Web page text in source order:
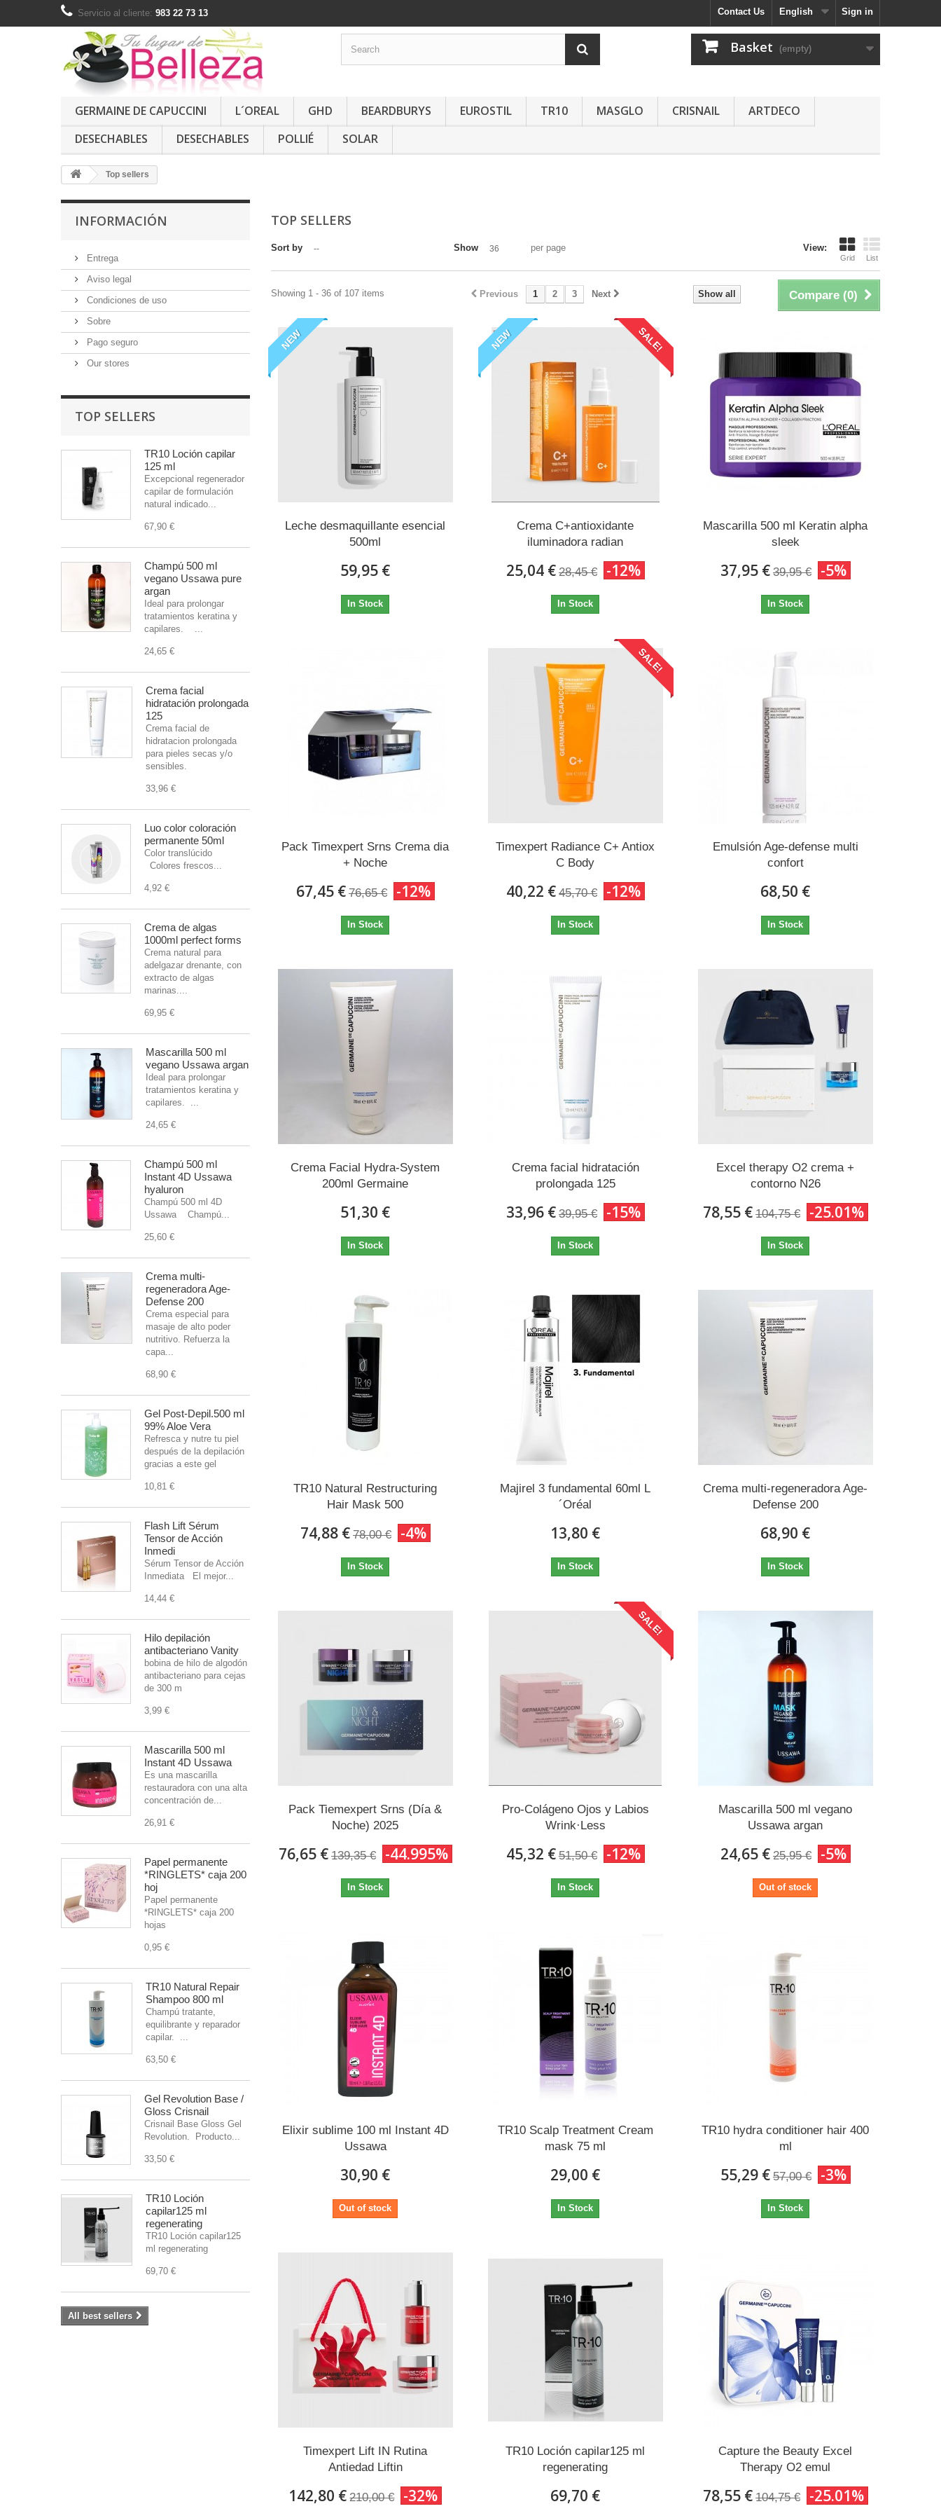
Sign in
English
Contact Us
Servicio al cliente: 983 22 73 13
Basket (empty)
GERMAINE DE CAPUCCINI L´OREAL GHD BEARDBURYS EUROSTIL TR10 MASGLO CRISNAIL
ARTDECO
DESECHABLES
DESECHABLES POLLIÉ SOLAR
Top sellers
INFORMACIÓN
Entrega
Aviso legal
Condiciones de uso
Sobre
Pago seguro
Our stores
TOP SELLERS
TR10 Loción capilar
125 ml
Excepcional regenerador
capilar de formulación
natural indicado...
67,90 €
Champú 500 ml
vegano Ussawa pure
argan
Ideal para prolongar
tratamientos keratina y
capilares. ...
24,65 €
Crema facial
hidratación prolongada
125
Crema facial de
hidratacion prolongada
para pieles secas y/o
sensibles.
33,96 €
Luo color coloración
permanente 50ml
Color translúcido
Colores frescos...
4,92 €
Crema de algas
1000ml perfect forms
Crema natural para
adelgazar drenante, con
extracto de algas
marinas....
69,95 €
Mascarilla 500 ml
vegano Ussawa argan
Ideal para prolongar
tratamientos keratina y
capilares. ...
24,65 €
Champú 500 ml
Instant 4D Ussawa
hyaluron
Champú 500 ml 4D
Ussawa Champú...
25,60 €
Crema multi-
regeneradora Age-
Defense 200
Crema especial para
masaje de alto poder
nutritivo. Refuerza la
capa...
68,90 €
Gel Post-Depil.500 ml
99% Aloe Vera
Refresca y nutre tu piel
después de la depilación
gracias a este gel
10,81 €
Flash Lift Sérum
Tensor de Acción
Inmedi
Sérum Tensor de Acción
Inmediata El mejor...
14,44 €
Hilo depilación
antibacteriano Vanity
bobina de hilo de algodón
antibacteriano para cejas
de 300 m
3,99 €
Mascarilla 500 ml
Instant 4D Ussawa
Es una mascarilla
restauradora con una alta
concentración de...
26,91 €
Papel permanente
*RINGLETS* caja 200
hoj
Papel permanente
*RINGLETS* caja 200
hojas
0,95 €
TR10 Natural Repair
Shampoo 800 ml
Champú tratante,
equilibrante y reparador
capilar. ...
63,50 €
Gel Revolution Base /
Gloss Crisnail
Crisnail Base Gloss Gel
Revolution. Producto...
33,50 €
TR10 Loción
capilar125 ml
regenerating
TR10 Loción capilar125
ml regenerating
69,70 €
All best sellers
TOP SELLERS
View:
Grid List
Sort by -- Show 36 per page
Compare (0)
Show all
Previous 1 2 3 Next
Showing 1 - 36 of 107 items
NEW
Leche desmaquillante esencial
500ml
59,95 €
In Stock
NEW SALE!
Crema C+antioxidante
iluminadora radian
25,04 € 28,45 € -12%
In Stock
Mascarilla 500 ml Keratin alpha
sleek
37,95 € 39,95 € -5%
In Stock
Pack Timexpert Srns Crema dia
+ Noche
67,45 € 76,65 € -12%
In Stock
SALE!
Timexpert Radiance C+ Antiox
C Body
40,22 € 45,70 € -12%
In Stock
Emulsión Age-defense multi
confort
68,50 €
In Stock
Crema Facial Hydra-System
200ml Germaine
51,30 €
In Stock
Crema facial hidratación
prolongada 125
33,96 € 39,95 € -15%
In Stock
Excel therapy O2 crema +
contorno N26
78,55 € 104,75 € -25.01%
In Stock
TR10 Natural Restructuring
Hair Mask 500
74,88 € 78,00 € -4%
In Stock
Majirel 3 fundamental 60ml L
´Oréal
13,80 €
In Stock
Crema multi-regeneradora Age-
Defense 200
68,90 €
In Stock
Pack Tiemexpert Srns (Día &
Noche) 2025
76,65 € 139,35 € -44.995%
In Stock
SALE!
Pro-Colágeno Ojos y Labios
Wrink·Less
45,32 € 51,50 € -12%
In Stock
Mascarilla 500 ml vegano
Ussawa argan
24,65 € 25,95 € -5%
Out of stock
Elixir sublime 100 ml Instant 4D
Ussawa
30,90 €
Out of stock
TR10 Scalp Treatment Cream
mask 75 ml
29,00 €
In Stock
TR10 hydra conditioner hair 400
ml
55,29 € 57,00 € -3%
In Stock
Timexpert Lift IN Rutina
Antiedad Liftin
142,80 € 210,00 € -32%
TR10 Loción capilar125 ml
regenerating
69,70 €
Capture the Beauty Excel
Therapy O2 emul
78,55 € 104,75 € -25.01%